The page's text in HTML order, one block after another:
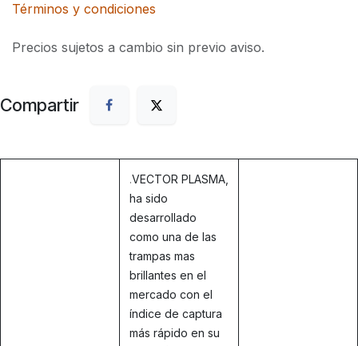
Términos y condiciones
Precios sujetos a cambio sin previo aviso.
Compartir
.VECTOR PLASMA,
ha sido
desarrollado
como una de las
trampas mas
brillantes en el
mercado con el
índice de captura
más rápido en su